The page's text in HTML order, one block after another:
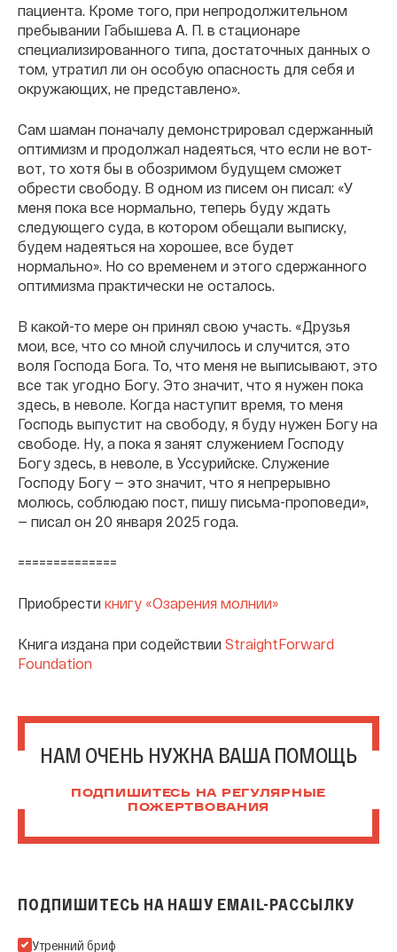
пациента. Кроме того, при непродолжительном
пребывании Габышева А. П. в стационаре
специализированного типа, достаточных данных о
том, утратил ли он особую опасность для себя и
окружающих, не представлено».
Сам шаман поначалу демонстрировал сдержанный
оптимизм и продолжал надеяться, что если не вот-
вот, то хотя бы в обозримом будущем сможет
обрести свободу. В одном из писем он писал: «У
меня пока все нормально, теперь буду ждать
следующего суда, в котором обещали выписку,
будем надеяться на хорошее, все будет
нормально». Но со временем и этого сдержанного
оптимизма практически не осталось.
В какой-то мере он принял свою участь. «Друзья
мои, все, что со мной случилось и случится, это
воля Господа Бога. То, что меня не выписывают, это
все так угодно Богу. Это значит, что я нужен пока
здесь, в неволе. Когда наступит время, то меня
Господь выпустит на свободу, я буду нужен Богу на
свободе. Ну, а пока я занят служением Господу
Богу здесь, в неволе, в Уссурийске. Служение
Господу Богу — это значит, что я непрерывно
молюсь, соблюдаю пост, пишу письма-проповеди»,
— писал он 20 января 2025 года.
==============
Приобрести книгу «Озарения молнии»
Книга издана при содействии StraightForward
Foundation
НАМ ОЧЕНЬ НУЖНА ВАША ПОМОЩЬ
ПОДПИШИТЕСЬ НА РЕГУЛЯРНЫЕ
ПОЖЕРТВОВАНИЯ
ПОДПИШИТЕСЬ НА НАШУ EMAIL-РАССЫЛКУ
Подпишитесь на нашу Email-рассылку
Утренний бриф